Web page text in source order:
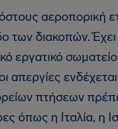
αεροπορική
των διακοπών.
εργατικό
απεργίες
πτήσεων
όπως η Ιταλία, η